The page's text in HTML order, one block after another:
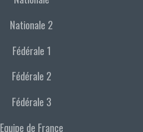
Nationale 2
Fédérale 1
Fédérale 2
Fédérale 3
Equipe de France